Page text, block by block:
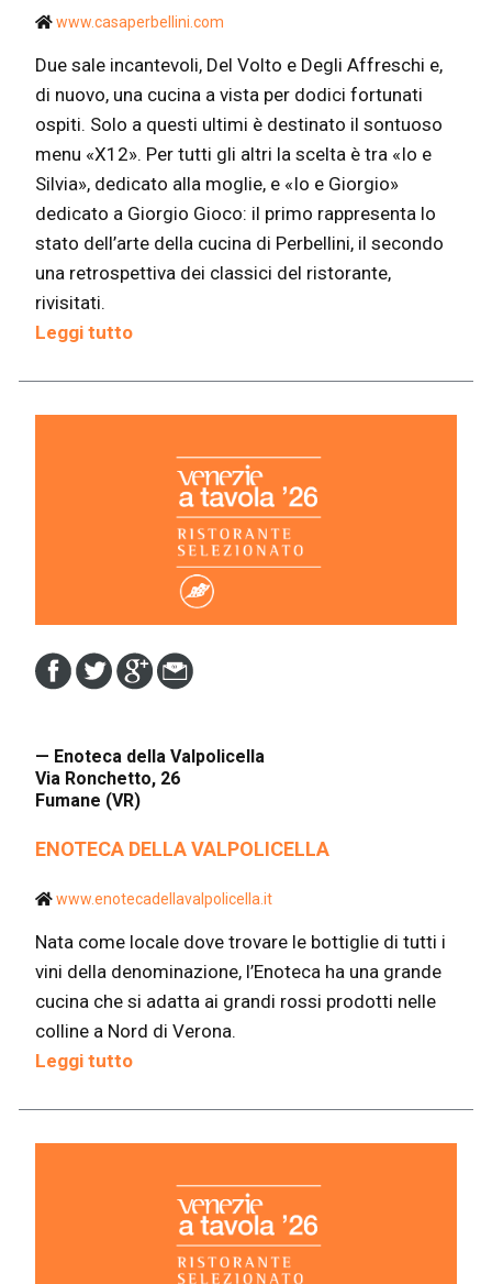
www.casaperbellini.com
Due sale incantevoli, Del Volto e Degli Affreschi e,
di nuovo, una cucina a vista per dodici fortunati
ospiti. Solo a questi ultimi è destinato il sontuoso
menu «X12». Per tutti gli altri la scelta è tra «Io e
Silvia», dedicato alla moglie, e «Io e Giorgio»
dedicato a Giorgio Gioco: il primo rappresenta lo
stato dell’arte della cucina di Perbellini, il secondo
una retrospettiva dei classici del ristorante,
rivisitati.
Leggi tutto
— Enoteca della Valpolicella
Via Ronchetto, 26
Fumane (VR)
ENOTECA DELLA VALPOLICELLA
www.enotecadellavalpolicella.it
Nata come locale dove trovare le bottiglie di tutti i
vini della denominazione, l’Enoteca ha una grande
cucina che si adatta ai grandi rossi prodotti nelle
colline a Nord di Verona.
Leggi tutto